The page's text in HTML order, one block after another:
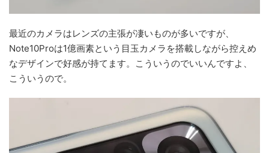
最近のカメラはレンズの主張が凄いものが多いですが、
Note10Proは1億画素という目玉カメラを搭載しながら控えめ
なデザインで好感が持てます。こういうのでいいんですよ、
こういうので。